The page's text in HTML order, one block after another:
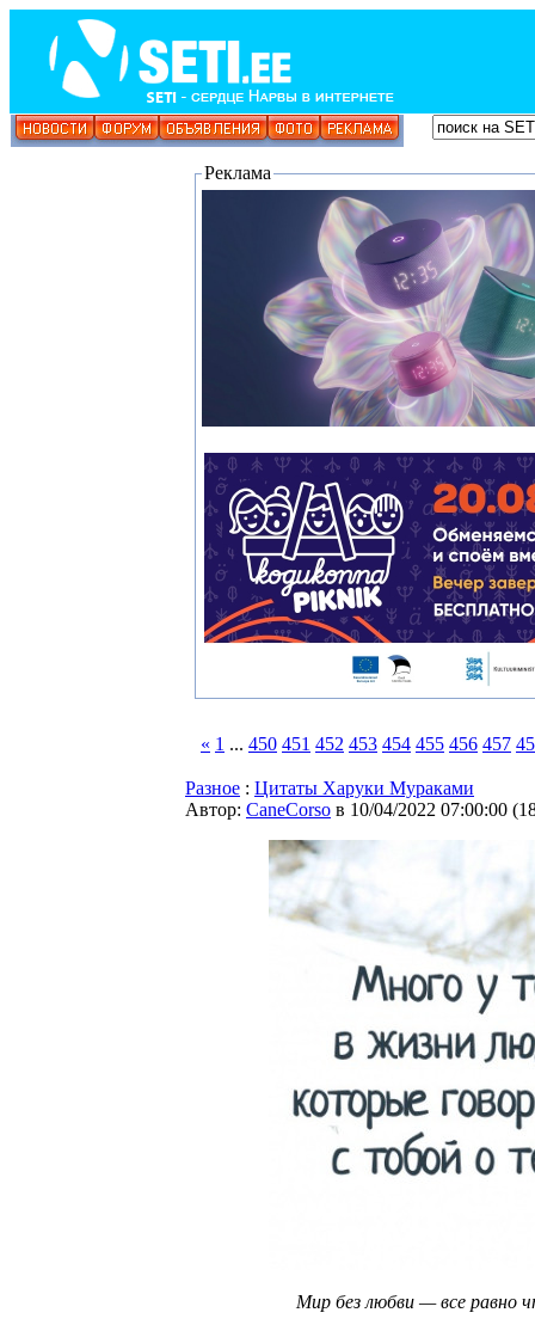
Реклама
« 1 ... 450 451 452 453 454 455 456 457
Разное : Цитаты Харуки Мураками
Автор: CaneCorso в 10/04/2022 07:00:00 (
Мир без любви — все равно